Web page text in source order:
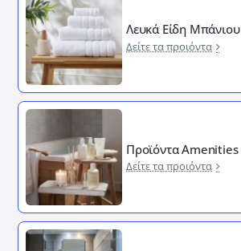
Λευκά Είδη Μπάνιου
Δείτε τα προιόντα
Προϊόντα Amenities
Δείτε τα προιόντα